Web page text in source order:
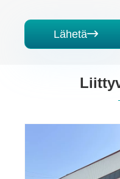
Lähetä